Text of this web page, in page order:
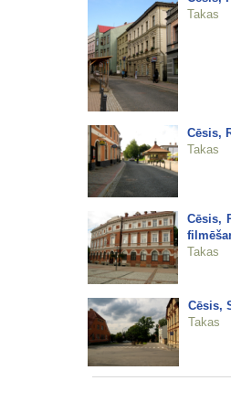
Takas
Cēsis,
Takas
Cēsis,
Takas
Cēsis,
Takas